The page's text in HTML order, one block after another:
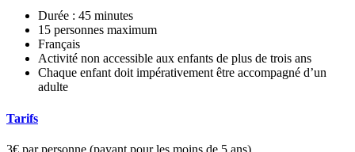
Durée : 45 minutes
15 personnes maximum
Français
Activité non accessible aux enfants de plus de trois ans
Chaque enfant doit impérativement être accompagné d’un
adulte
Tarifs
3€ par personne (payant pour les moins de 5 ans)